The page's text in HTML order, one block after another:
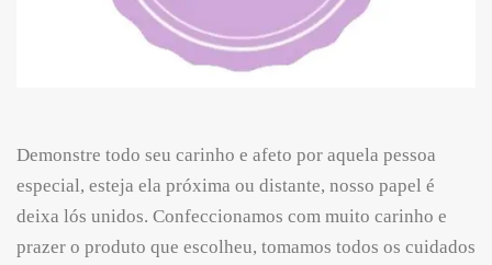
Demonstre todo seu carinho e afeto por aquela pessoa
especial, esteja ela próxima ou distante, nosso papel é
deixa lós unidos. Confeccionamos com muito carinho e
prazer o produto que escolheu, tomamos todos os cuidados